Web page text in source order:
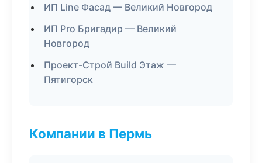
ИП Line Фасад — Великий Новгород
ИП Pro Бригадир — Великий
Новгород
Проект-Строй Build Этаж —
Пятигорск
Компании в Пермь